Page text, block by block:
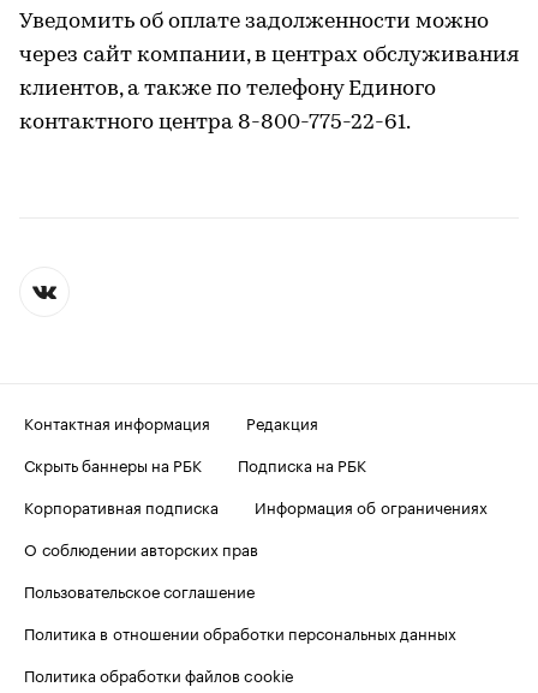
Уведомить об оплате задолженности можно
через сайт компании, в центрах обслуживания
клиентов, а также по телефону Единого
контактного центра 8-800-775-22-61.
Контактная информация
Редакция
Скрыть баннеры на РБК
Подписка на РБК
Корпоративная подписка
Информация об ограничениях
О соблюдении авторских прав
Пользовательское соглашение
Политика в отношении обработки персональных данных
Политика обработки файлов cookie